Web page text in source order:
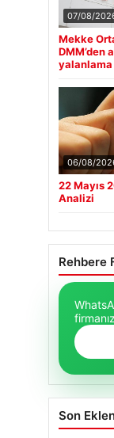
07/08/
Mekke
DMM’den
yalanlama
06/08/
22 Mayıs
Analizi
Rehbere
Son